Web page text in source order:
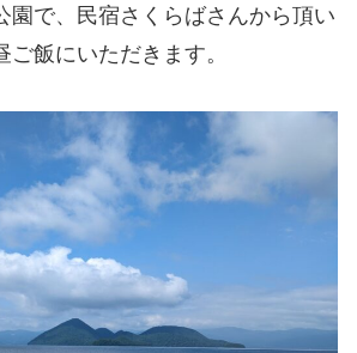
園で、民宿さくらばさんから頂い
飯にいただきます。